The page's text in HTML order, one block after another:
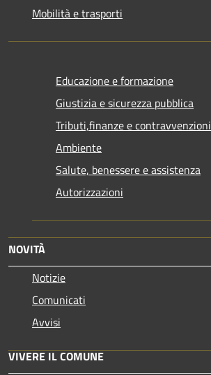
Mobilità e trasporti
Educazione e formazione
Giustizia e sicurezza pubblica
Tributi,finanze e contravvenzioni
Ambiente
Salute, benessere e assistenza
Autorizzazioni
NOVITÀ
Notizie
Comunicati
Avvisi
VIVERE IL COMUNE